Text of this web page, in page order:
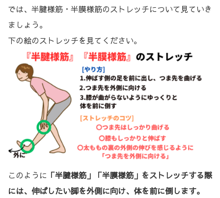
では、半腱様筋・半膜様筋のストレッチについて見ていき
ましょう。
下の絵のストレッチを見てください。
このように 「半腱様筋」「半膜様筋」をストレッチする際
には、伸ばしたい脚を外側に向け、体を前に倒します。